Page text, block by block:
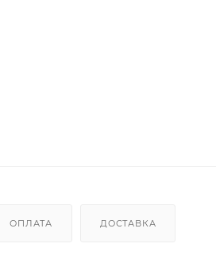
ОПЛАТА ДОСТАВКА